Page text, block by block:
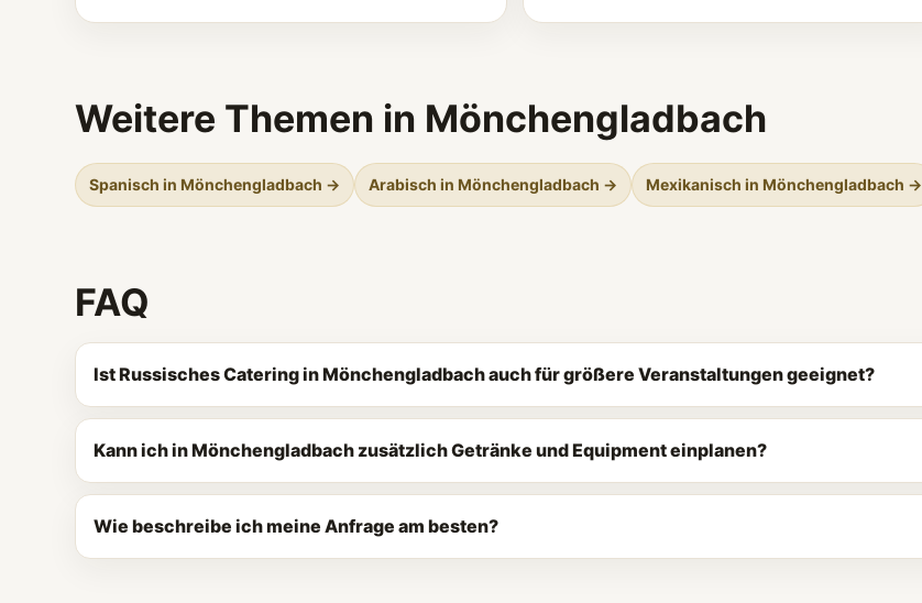
Weitere Themen in Mönchengladbach
Spanisch in Mönchengladbach → Arabisch in Mönchengladbach → Mexikanisch in Mönchengladbach →
FAQ
Ist Russisches Catering in Mönchengladbach auch für größere Veranstaltungen geeignet?
Kann ich in Mönchengladbach zusätzlich Getränke und Equipment einplanen?
Wie beschreibe ich meine Anfrage am besten?